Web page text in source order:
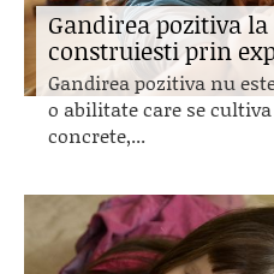
Gandirea pozitiva
construiesti prin
Gandirea pozitiva nu
o abilitate care se
concrete,...